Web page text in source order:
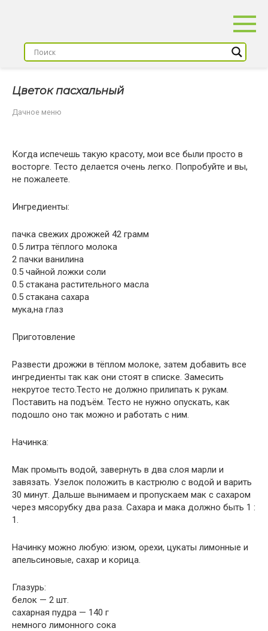
Цветок пасхальный
Дачное меню
Когда испечешь такую красоту, мои все были просто в
восторге. Тесто делается очень легко. Попробуйте и вы,
не пожалеете.
Ингредиенты:
пачка свежих дрожжей 42 грамм
0.5 литра тёплого молока
2 пачки ванилина
0.5 чайной ложки соли
0.5 стакана растительного масла
0.5 стакана сахара
мука,на глаз
Приготовление
Развести дрожжи в тёплом молоке, затем добавить все
ингредиенты так как они стоят в списке. Замесить
некрутое тесто.Тесто не должно прилипать к рукам.
Поставить на подъём. Тесто не нужно опускать, как
подошло оно так можно и работать с ним.
Начинка:
Мак промыть водой, завернуть в два слоя марли и
завязать. Узелок положить в кастрюлю с водой и варить
30 минут. Дальше вынимаем и пропускаем мак с сахаром
через мясорубку два раза. Сахара и мака должно быть 1 :
1.
Начинку можно любую: изюм, орехи, цукаты лимонные и
апельсиновые, сахар и корица.
Глазурь:
белок — 2 шт.
сахарная пудра — 140 г
немного лимонного сока